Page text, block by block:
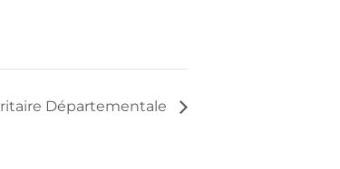
Départementale